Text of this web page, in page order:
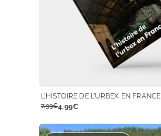
L’HISTOIRE DE L’URBEX EN FRANCE
7,99€4,99€